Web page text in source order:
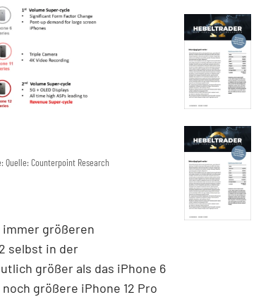
Quelle: Counterpoint Research
immer größeren
selbst in der
größer als das iPhone 6
größere iPhone 12 Pro